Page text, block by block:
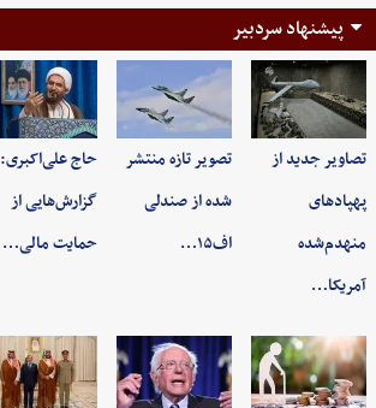
پیشنهاد سردبیر
تصاویر جدید از
پهپادهای
منهدم‌شده
آمریکا…
تصویر تازه منتشر
شده از صندلی
اف۱۵…
حاج علی‌اکبری:
گزارش‌هایی از
حمایت مالی…